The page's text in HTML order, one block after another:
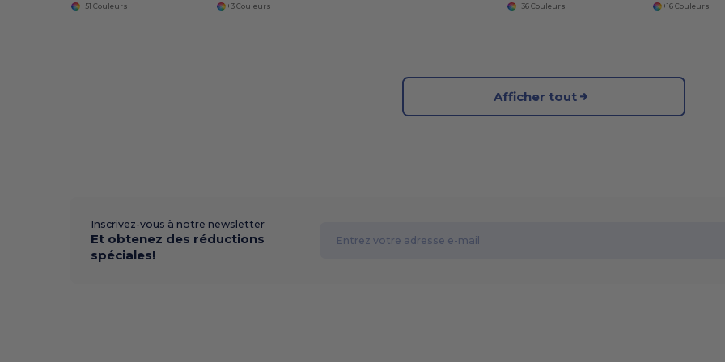
+51 Couleurs +3 Couleurs +36 Couleurs +16 Couleurs
Afficher tout
Inscrivez-vous à notre newsletter
Et obtenez des réductions
spéciales!